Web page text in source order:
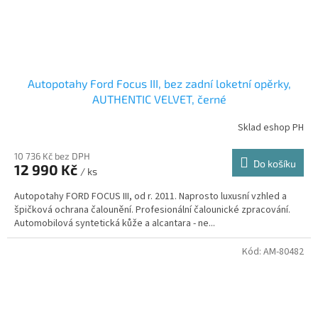
Autopotahy Ford Focus III, bez zadní loketní opěrky,
AUTHENTIC VELVET, černé
Sklad eshop PH
10 736 Kč bez DPH
12 990 Kč / ks
Do košíku
Autopotahy FORD FOCUS III, od r. 2011. Naprosto luxusní vzhled a
špičková ochrana čalounění. Profesionální čalounické zpracování.
Automobilová syntetická kůže a alcantara - ne...
Kód: AM-80482